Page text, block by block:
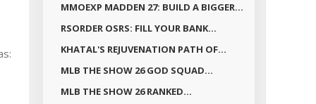
MMOEXP MADDEN 27: BUILD A BIGGER...
RSORDER OSRS: FILL YOUR BANK...
KHATAL'S REJUVENATION PATH OF...
MLB THE SHOW 26 GOD SQUAD...
MLB THE SHOW 26 RANKED...